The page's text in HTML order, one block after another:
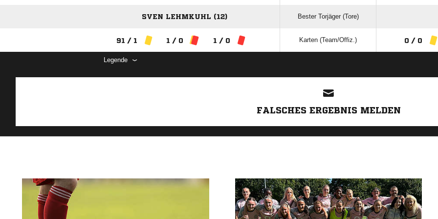
SVEN LEHMKUHL (12) Bester Torjäger (Tore)
91 / 1 1 / 0 1 / 0 Karten (Team/Offiz.) 0 / 0
Legende
FALSCHES ERGEBNIS MELDEN